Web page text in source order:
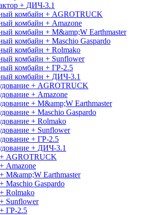
+ ДИЧ-3.1
комбайн + AGROTRUCK
комбайн + Amazone
комбайн + M&amp;W Earthmaster
комбайн + Maschio Gaspardo
комбайн + Rolmako
комбайн + Sunflower
комбайн + ГР-2.5
комбайн + ДИЧ-3.1
+ AGROTRUCK
+ Amazone
+ M&amp;W Earthmaster
+ Maschio Gaspardo
+ Rolmako
+ Sunflower
+ ГР-2.5
+ ДИЧ-3.1
+ AGROTRUCK
Amazone
M&amp;W Earthmaster
Maschio Gaspardo
Rolmako
Sunflower
ГР-2.5